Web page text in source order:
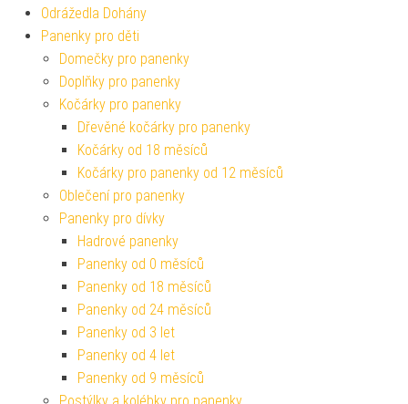
Odrážedla Dohány
Panenky pro děti
Domečky pro panenky
Doplňky pro panenky
Kočárky pro panenky
Dřevěné kočárky pro panenky
Kočárky od 18 měsíců
Kočárky pro panenky od 12 měsíců
Oblečení pro panenky
Panenky pro dívky
Hadrové panenky
Panenky od 0 měsíců
Panenky od 18 měsíců
Panenky od 24 měsíců
Panenky od 3 let
Panenky od 4 let
Panenky od 9 měsíců